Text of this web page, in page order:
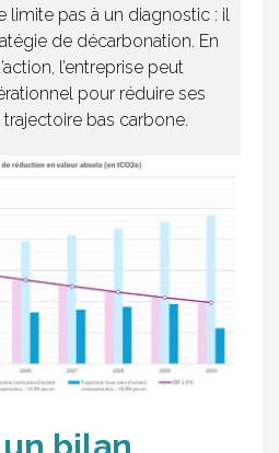
limite pas à un diagnostic : il
de décarbonation. En
l’entreprise peut
pour réduire ses
bas carbone.